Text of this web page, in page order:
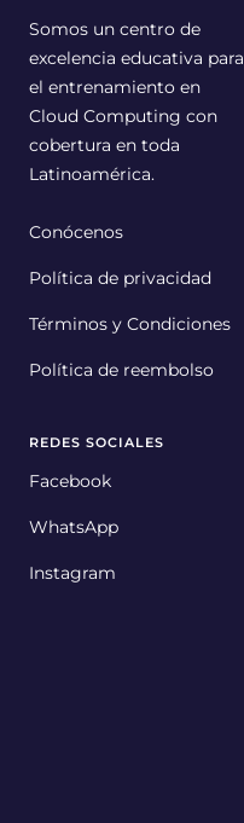
Somos un centro de
excelencia educativa para
el entrenamiento en
Cloud Computing con
cobertura en toda
Latinoamérica.
Conócenos
Política de privacidad
Términos y Condiciones
Política de reembolso
REDES SOCIALES
Facebook
WhatsApp
Instagram